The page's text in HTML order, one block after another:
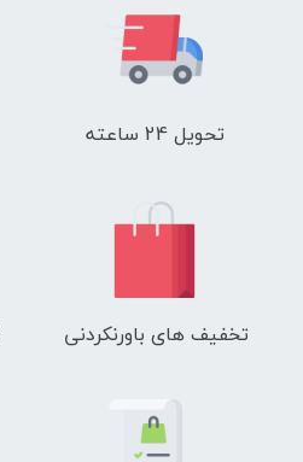
تحویل 24 ساعته
تخفیف های باورنکردنی